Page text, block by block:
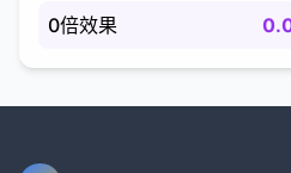
0倍效果